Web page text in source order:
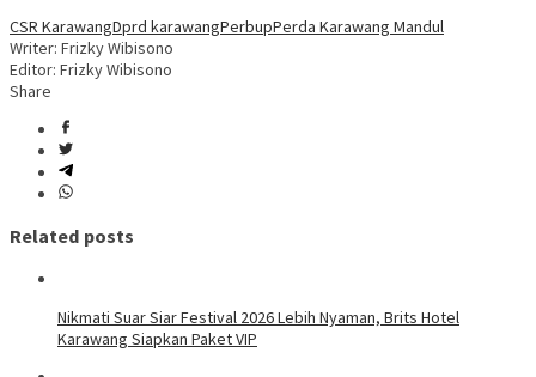
CSR KarawangDprd karawangPerbupPerda Karawang Mandul
Writer: Frizky Wibisono
Editor: Frizky Wibisono
Share
Related posts
Nikmati Suar Siar Festival 2026 Lebih Nyaman, Brits Hotel
Karawang Siapkan Paket VIP